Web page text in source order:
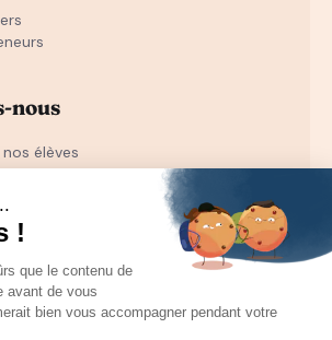
nous
élèves
closing offerte
closing
pour les particuliers